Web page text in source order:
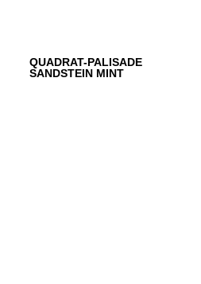
QUADRAT-PALISADE
SANDSTEIN MINT